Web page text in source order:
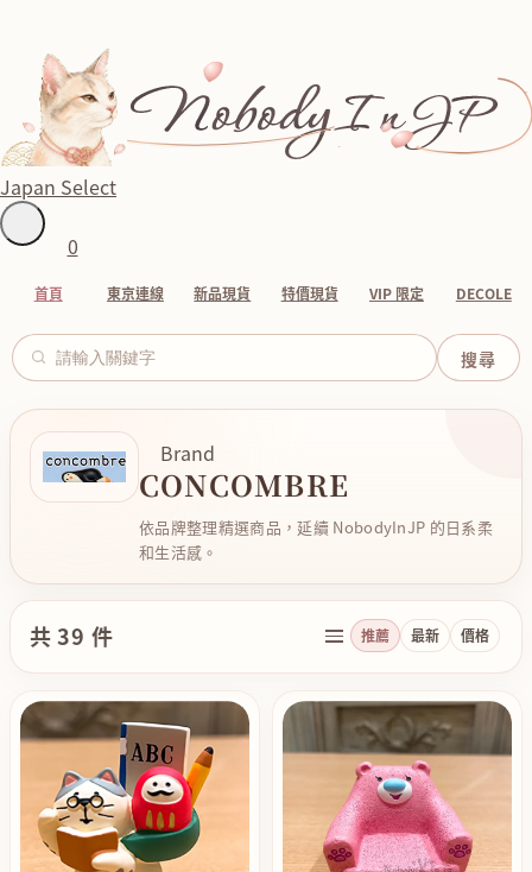
Japan Select
0
首頁 東京連線 新品現貨 特價現貨 VIP 限定 DECOLE
Brand
CONCOMBRE
依品牌整理精選商品，延續 NobodyInJP 的日系柔
和生活感。
共 39 件 推薦 最新 價格